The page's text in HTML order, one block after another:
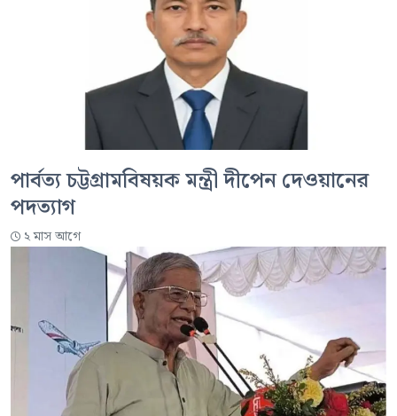
পার্বত্য চট্টগ্রামবিষয়ক মন্ত্রী দীপেন দেওয়ানের
পদত্যাগ
২ মাস আগে